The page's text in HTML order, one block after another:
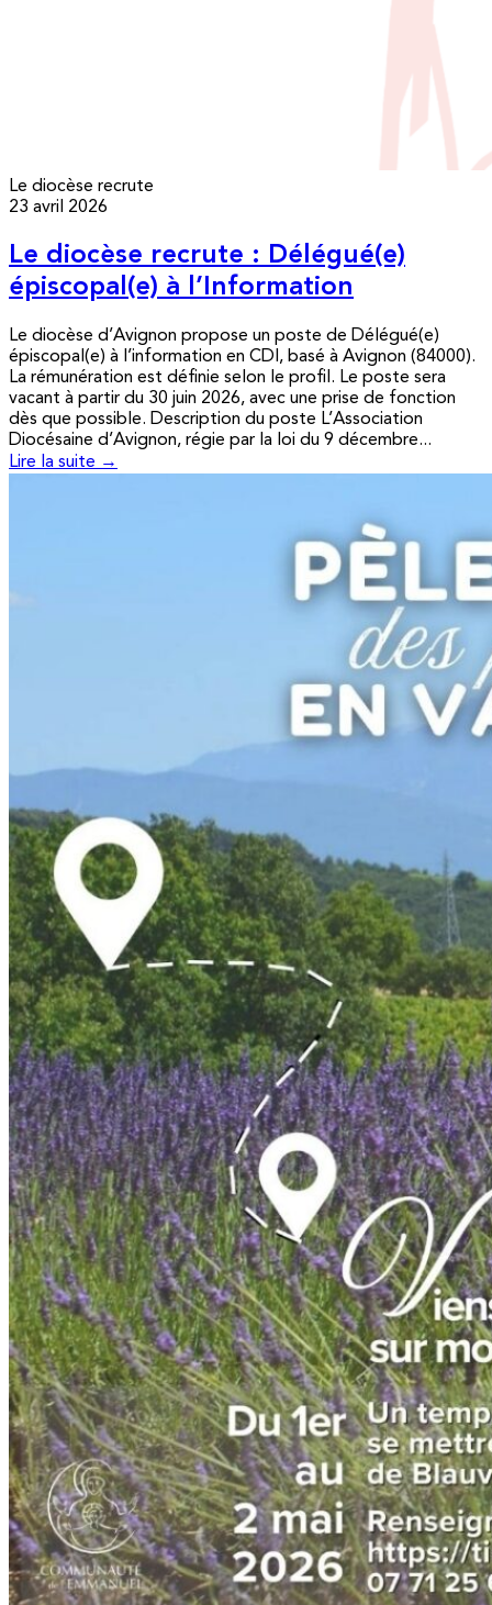
Le diocèse recrute
23 avril 2026
Le diocèse recrute : Délégué(e)
épiscopal(e) à l’Information
Le diocèse d’Avignon propose un poste de Délégué(e)
épiscopal(e) à l’information en CDI, basé à Avignon (84000).
La rémunération est définie selon le profil. Le poste sera
vacant à partir du 30 juin 2026, avec une prise de fonction
dès que possible. Description du poste L’Association
Diocésaine d’Avignon, régie par la loi du 9 décembre...
Lire la suite →